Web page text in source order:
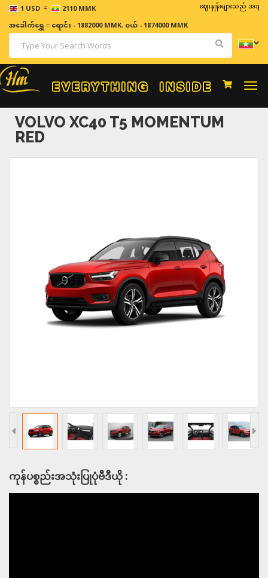
1 USD = 2110 MMK ဈေးနှုန်းများသည် အချိန်နှင့် အ
အခေါက်ရွှေ=ရောင်း - 1882000 MMK, ဝယ် - 1874000 MMK
VOLVO XC40 T5 MOMENTUM
RED
ကုန်ပစ္စည်းအသုံးပြုပုံဗီဒီယို :